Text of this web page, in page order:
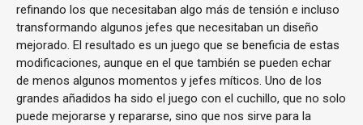
refinando los que necesitaban algo más de tensión e incluso
transformando algunos jefes que necesitaban un diseño
mejorado. El resultado es un juego que se beneficia de estas
modificaciones, aunque en el que también se pueden echar
de menos algunos momentos y jefes míticos. Uno de los
grandes añadidos ha sido el juego con el cuchillo, que no solo
puede mejorarse y repararse, sino que nos sirve para la